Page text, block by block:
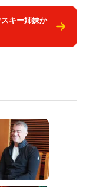
キー姉妹か